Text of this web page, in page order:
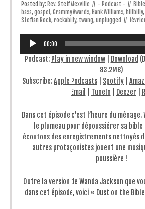
Posted by: Rev. Steff Alexville // - Podcast - // Bible
bass, gospel , Grammy Awards, Hank Williams, hillbilly,
Steffan Rock, rockabilly, twang, unplugged //
Lecteur
audio
00:00
Podcast: Play in new window| Download
83.2MB)
Subscribe:Apple Podcasts Spotify
Email
TuneIn Deezer|
Dans cet épisode c’est l’heure du
le plumeau pour dépoussiérer sa bible
écoutons des enregistrements nettoyés
autres protagonistes jouent une
poussière !
Outre la version de Wanda Jackson que
dans cet épisode, voici « Dust on the